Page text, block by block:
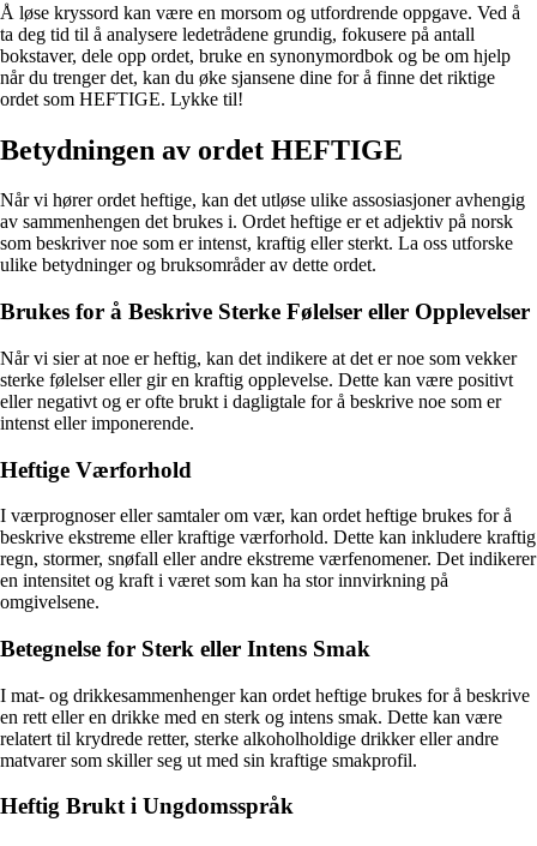
Å løse kryssord kan være en morsom og utfordrende oppgave. Ved å
ta deg tid til å analysere ledetrådene grundig, fokusere på antall
bokstaver, dele opp ordet, bruke en synonymordbok og be om hjelp
når du trenger det, kan du øke sjansene dine for å finne det riktige
ordet som HEFTIGE. Lykke til!
Betydningen av ordet HEFTIGE
Når vi hører ordet heftige, kan det utløse ulike assosiasjoner avhengig
av sammenhengen det brukes i. Ordet heftige er et adjektiv på norsk
som beskriver noe som er intenst, kraftig eller sterkt. La oss utforske
ulike betydninger og bruksområder av dette ordet.
Brukes for å Beskrive Sterke Følelser eller Opplevelser
Når vi sier at noe er heftig, kan det indikere at det er noe som vekker
sterke følelser eller gir en kraftig opplevelse. Dette kan være positivt
eller negativt og er ofte brukt i dagligtale for å beskrive noe som er
intenst eller imponerende.
Heftige Værforhold
I værprognoser eller samtaler om vær, kan ordet heftige brukes for å
beskrive ekstreme eller kraftige værforhold. Dette kan inkludere kraftig
regn, stormer, snøfall eller andre ekstreme værfenomener. Det indikerer
en intensitet og kraft i været som kan ha stor innvirkning på
omgivelsene.
Betegnelse for Sterk eller Intens Smak
I mat- og drikkesammenhenger kan ordet heftige brukes for å beskrive
en rett eller en drikke med en sterk og intens smak. Dette kan være
relatert til krydrede retter, sterke alkoholholdige drikker eller andre
matvarer som skiller seg ut med sin kraftige smakprofil.
Heftig Brukt i Ungdomsspråk